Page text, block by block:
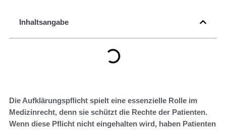
Inhaltsangabe
Die Aufklärungspflicht spielt eine essenzielle Rolle im
Medizinrecht, denn sie schützt die Rechte der Patienten.
Wenn diese Pflicht nicht eingehalten wird, haben Patienten